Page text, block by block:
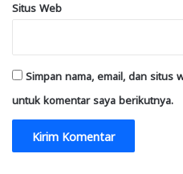
Situs Web
Simpan nama, email, dan situs
untuk komentar saya berikutnya.